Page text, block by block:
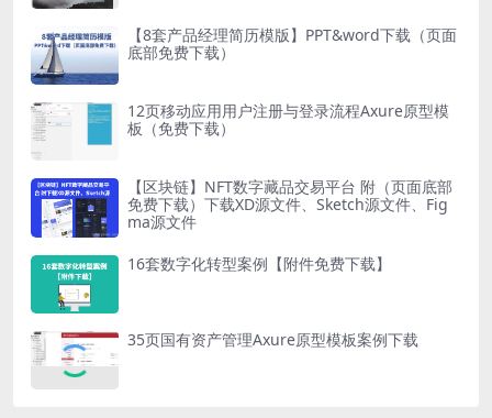
【8套产品经理简历模版】PPT&word下载（页面
底部免费下载）
12页移动应用用户注册与登录流程Axure原型模
板（免费下载）
【区块链】NFT数字藏品交易平台 附（页面底部
免费下载）下载XD源文件、Sketch源文件、Fig
ma源文件
16套数字化转型案例【附件免费下载】
35页国有资产管理Axure原型模板案例下载